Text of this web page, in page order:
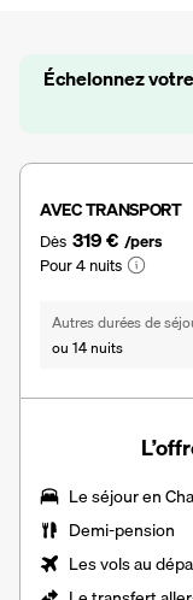
Échelonnez
AVEC TRANSPORT
Dès 319 € /pers
Pour 4 nuits
Autres durées de
ou 14 nuits
Le séjour en
Demi-pension
Les vols au